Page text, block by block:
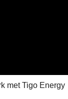
met Tigo Energy